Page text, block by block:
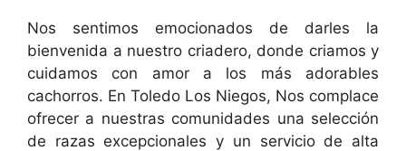
Nos sentimos emocionados de darles la
bienvenida a nuestro criadero, donde criamos y
cuidamos con amor a los más adorables
cachorros. En Toledo Los Niegos, Nos complace
ofrecer a nuestras comunidades una selección
de razas excepcionales y un servicio de alta